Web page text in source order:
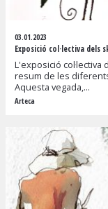
03.01.2023
Exposició col·lectiva dels
L'exposició
resum de les
Aquesta vegada,...
Arteca